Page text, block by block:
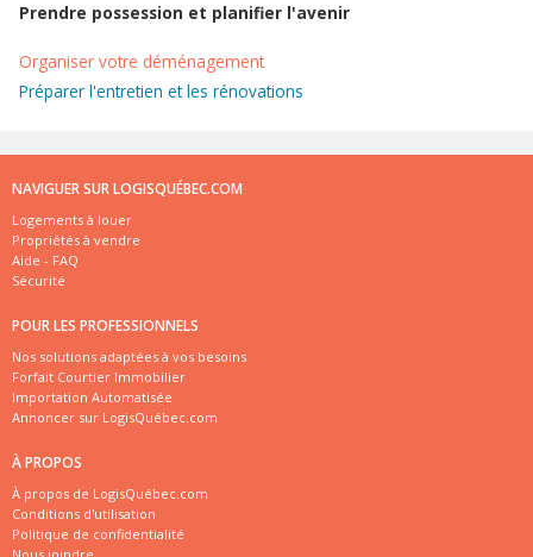
Prendre possession et planifier l'avenir
Organiser votre déménagement
Préparer l'entretien et les rénovations
NAVIGUER SUR LOGISQUÉBEC.COM
Logements à louer
Propriétés à vendre
Aide - FAQ
Sécurité
POUR LES PROFESSIONNELS
Nos solutions adaptées à vos besoins
Forfait Courtier Immobilier
Importation Automatisée
Annoncer sur LogisQuébec.com
À PROPOS
À propos de LogisQuébec.com
Conditions d'utilisation
Politique de confidentialité